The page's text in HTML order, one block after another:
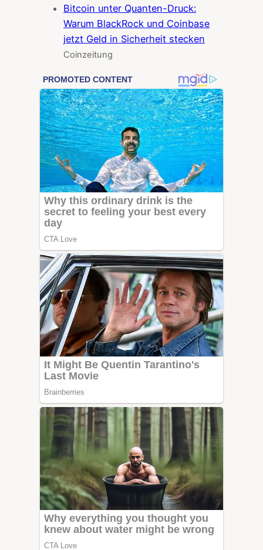
Bitcoin unter Quanten-Druck:
Warum BlackRock und Coinbase
jetzt Geld in Sicherheit stecken
Coinzeitung